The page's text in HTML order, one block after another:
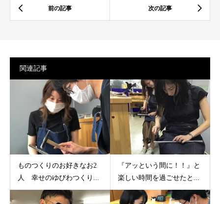
関連記事
ものつくりのお好きなお2
人 幸せのゆびわつくり...
『アッという間に！！』と
楽しい時間を過ごせたと...